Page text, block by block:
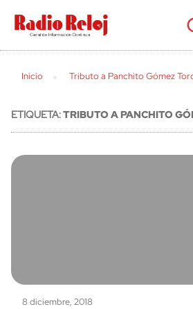
cerrar
Inicio Tributo a Panchito Gómez
ETIQUETA:TRIBUTO A PANCHITO
8 diciembre, 2018